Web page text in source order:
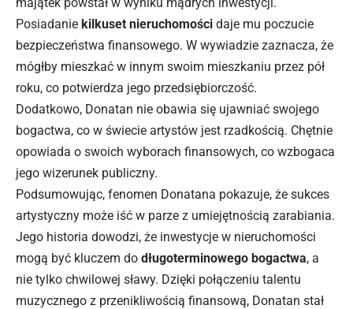
Posiadanie kilkuset nieruchomości daje mu poczucie
bezpieczeństwa finansowego. W wywiadzie zaznacza, że
mógłby mieszkać w innym swoim mieszkaniu przez pół
roku, co potwierdza jego przedsiębiorczość.
Dodatkowo, Donatan nie obawia się ujawniać swojego
bogactwa, co w świecie artystów jest rzadkością. Chętnie
opowiada o swoich wyborach finansowych, co wzbogaca
jego wizerunek publiczny.
Podsumowując, fenomen Donatana pokazuje, że sukces
artystyczny może iść w parze z umiejętnością zarabiania.
Jego historia dowodzi, że inwestycje w nieruchomości
mogą być kluczem do długoterminowego bogactwa, a
nie tylko chwilowej sławy. Dzięki połączeniu talentu
muzycznego z przenikliwością finansową, Donatan stał